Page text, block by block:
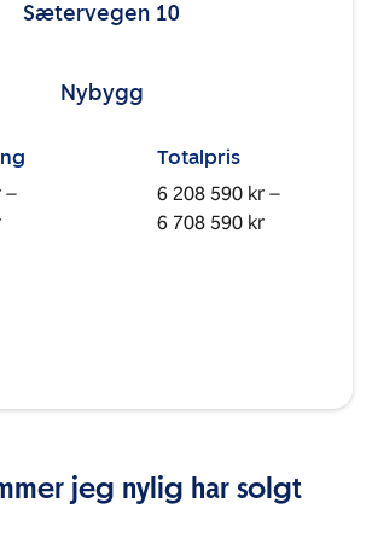
Sætervegen 10
Nybygg
–
Totalpris
6 208 590 kr –
6 708 590 kr
jeg nylig har solgt